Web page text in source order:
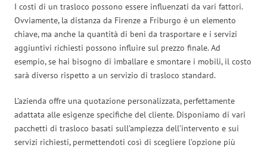
I costi di un trasloco possono essere influenzati da vari fattori.
Ovviamente, la distanza da Firenze a Friburgo è un elemento
chiave, ma anche la quantità di beni da trasportare e i servizi
aggiuntivi richiesti possono influire sul prezzo finale. Ad
esempio, se hai bisogno di imballare e smontare i mobili, il costo
sarà diverso rispetto a un servizio di trasloco standard.
L’azienda offre una quotazione personalizzata, perfettamente
adattata alle esigenze specifiche del cliente. Disponiamo di vari
pacchetti di trasloco basati sull’ampiezza dell’intervento e sui
servizi richiesti, permettendoti così di scegliere l’opzione più